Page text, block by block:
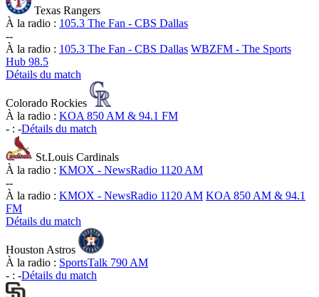
Texas Rangers
À la radio : 105.3 The Fan - CBS Dallas
--
À la radio : 105.3 The Fan - CBS Dallas WBZFM - The Sports
Hub 98.5
Détails du match
Colorado Rockies
À la radio : KOA 850 AM & 94.1 FM
- : -Détails du match
St.Louis Cardinals
À la radio : KMOX - NewsRadio 1120 AM
--
À la radio : KMOX - NewsRadio 1120 AM KOA 850 AM & 94.1
FM
Détails du match
Houston Astros
À la radio : SportsTalk 790 AM
- : -Détails du match